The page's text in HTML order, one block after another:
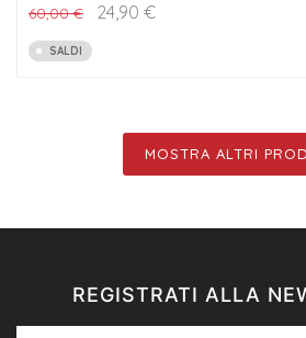
60,00€ 24,90 €
SALDI
MOSTRA ALTRI
REGISTRATI ALLA